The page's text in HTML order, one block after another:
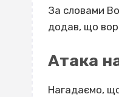
За словами
додав, що
Атака
Нагадаємо,